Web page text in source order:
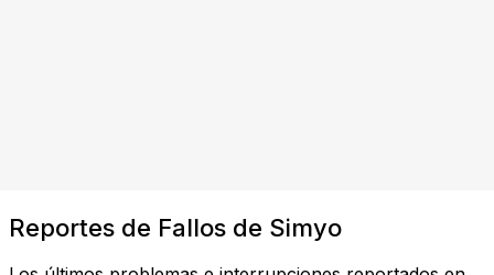
Reportes de Fallos de Simyo